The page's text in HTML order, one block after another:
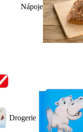
Nápoje
Drogerie